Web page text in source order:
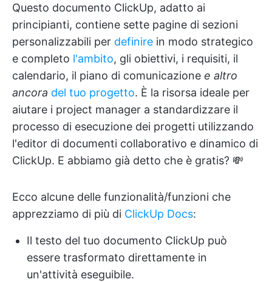
Questo documento ClickUp, adatto ai
principianti, contiene sette pagine di sezioni
personalizzabili per definire in modo strategico
e completo l'ambito, gli obiettivi, i requisiti, il
calendario, il piano di comunicazione e altro
ancora del tuo progetto. È la risorsa ideale per
aiutare i project manager a standardizzare il
processo di esecuzione dei progetti utilizzando
l'editor di documenti collaborativo e dinamico di
ClickUp. E abbiamo già detto che è gratis? 💸
Ecco alcune delle funzionalità/funzioni che
apprezziamo di più di ClickUp Docs:
Il testo del tuo documento ClickUp può
essere trasformato direttamente in
un'attività eseguibile.